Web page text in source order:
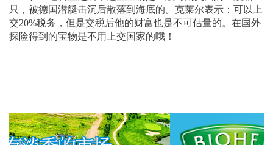
只，被德国潜艇击沉后散落到海底的。克莱尔表示：可以上
交20%税务，但是交税后他的财富也是不可估量的。在国外
探险得到的宝物是不用上交国家的哦！